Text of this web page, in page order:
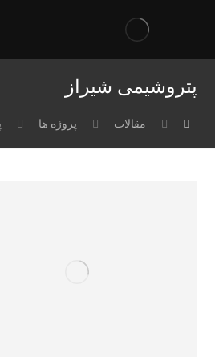
پتروشیمی شیراز
مقالات پروژه ها